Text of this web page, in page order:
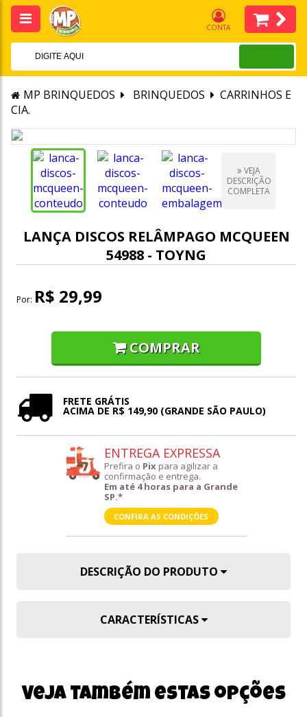
CONTA
MP BRINQUEDOS BRINQUEDOS
CARRINHOS E
CIA.
VEJA
DESCRIÇÃO
COMPLETA
LANÇA DISCOS RELÂMPAGO MCQUEEN
54988 - TOYNG
Por: R$ 29,99
COMPRAR
FRETE GRÁTIS
ACIMA DE R$ 149,90 (GRANDE SÃO PAULO)
ENTREGA EXPRESSA
Prefira o Pix para agilizar a
confirmação e entrega.
Em até 4 horas para a Grande
SP.*
CONFIRA AS CONDIÇÕES
DESCRIÇÃO DO PRODUTO
CARACTERÍSTICAS
Veja também estas opções